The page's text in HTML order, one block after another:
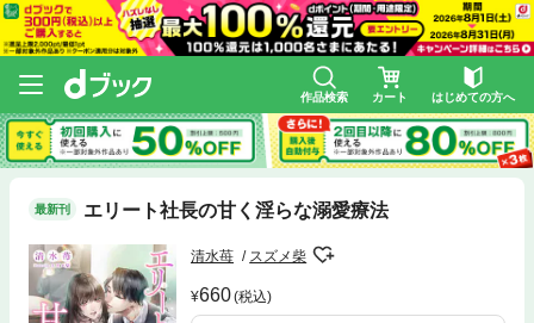
作品検索 カート はじめての方へ
最新刊 エリート社長の甘く淫らな溺愛療法
清水苺 スズメ柴
660(税込)